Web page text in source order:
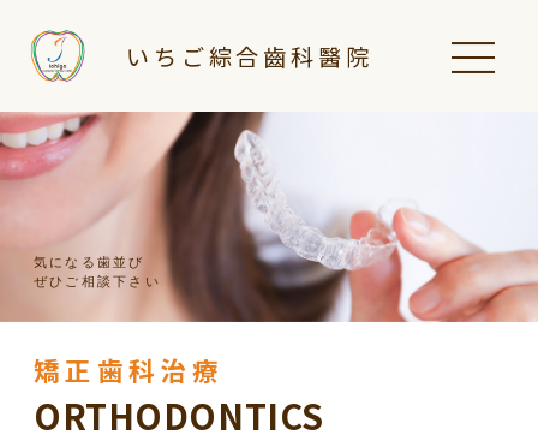
いちご綜合齒科醫院
気になる歯並び
ぜひご相談下さい
矯正歯科治療
ORTHODONTICS